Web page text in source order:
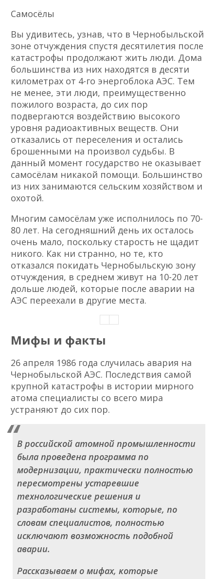
Самосёлы
Вы удивитесь, узнав, что в Чернобыльской
зоне отчуждения спустя десятилетия после
катастрофы продолжают жить люди. Дома
большинства из них находятся в десяти
километрах от 4-го энергоблока АЭС. Тем
не менее, эти люди, преимущественно
пожилого возраста, до сих пор
подвергаются воздействию высокого
уровня радиоактивных веществ. Они
отказались от переселения и остались
брошенными на произвол судьбы. В
данный момент государство не оказывает
самосёлам никакой помощи. Большинство
из них занимаются сельским хозяйством и
охотой.
Многим самосёлам уже исполнилось по 70-
80 лет. На сегодняшний день их осталось
очень мало, поскольку старость не щадит
никого. Как ни странно, но те, кто
отказался покидать Чернобыльскую зону
отчуждения, в среднем живут на 10-20 лет
дольше людей, которые после аварии на
АЭС переехали в другие места.
Мифы и факты
26 апреля 1986 года случилась авария на
Чернобыльской АЭС. Последствия самой
крупной катастрофы в истории мирного
атома специалисты со всего мира
устраняют до сих пор.
В российской атомной промышленности
была проведена программа по
модернизации, практически полностью
пересмотрены устаревшие
технологические решения и
разработаны системы, которые, по
словам специалистов, полностью
исключают возможность подобной
аварии.
Рассказываем о мифах, которые